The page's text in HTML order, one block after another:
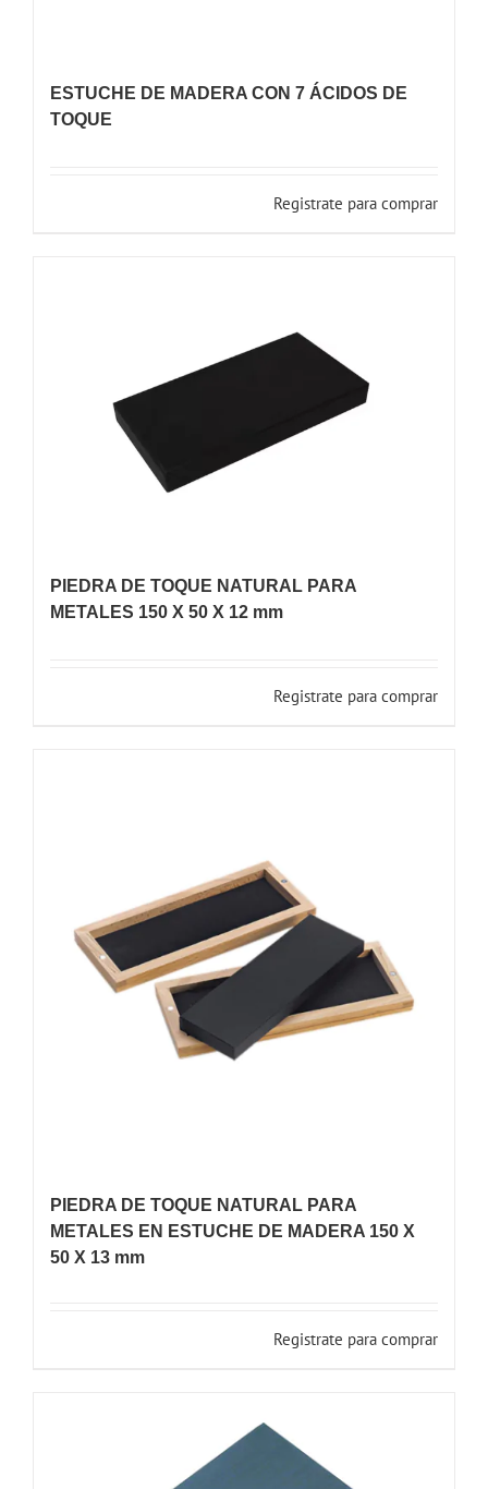
ESTUCHE DE MADERA CON 7 ÁCIDOS DE
TOQUE
Registrate para comprar
PIEDRA DE TOQUE NATURAL PARA
METALES 150 X 50 X 12 mm
Registrate para comprar
PIEDRA DE TOQUE NATURAL PARA
METALES EN ESTUCHE DE MADERA 150 X
50 X 13 mm
Registrate para comprar